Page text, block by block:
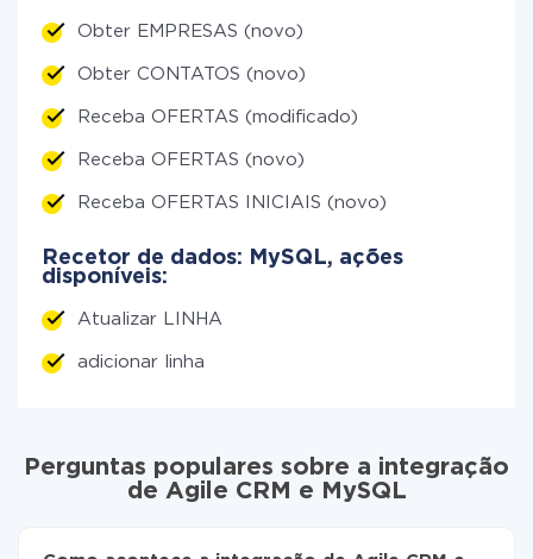
Obter EMPRESAS (novo)
Obter CONTATOS (novo)
Receba OFERTAS (modificado)
Receba OFERTAS (novo)
Receba OFERTAS INICIAIS (novo)
Recetor de dados: MySQL, ações
disponíveis:
Atualizar LINHA
adicionar linha
Perguntas populares sobre a integração
de Agile CRM e MySQL